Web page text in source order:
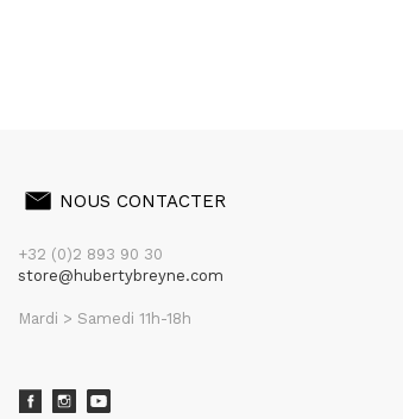
NOUS CONTACTER
+32 (0)2 893 90 30
store@hubertybreyne.com
Mardi > Samedi 11h-18h